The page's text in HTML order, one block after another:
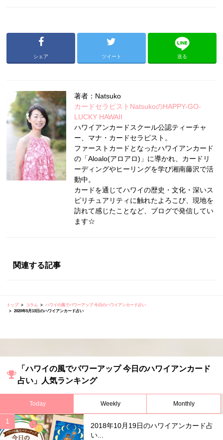
シェア ツイート 送る
著者：Natsuko
カードセラピストNatsukoのHAPPY-GO-
LUCKY HAWAII
ハワイアンカードスクール公認ティーチャ
ー、マナ・カードセラピスト。
ファーストカードとなったハワイアンカード
の「Aloalo(アロアロ)」に導かれ、カードリ
ーディングやヒーリングを学び湘南藤沢で活
動中。
カードを通じてハワイの歴史・文化・深いス
ピリチュアリティに触れたよろこび、現地を
訪れて感じたことなど、ブログで発信してい
ます☆
関連する記事
トップ コラム
ハワイの風でパワーアップ 今日のハワイアンカード占い
2020年5月13日のハワイアンカード占い
「ハワイの風でパワーアップ 今日のハワイアンカード
占い」人気ランキング
Today Weekly Monthly
2018年10月19日のハワイアンカード占
い...